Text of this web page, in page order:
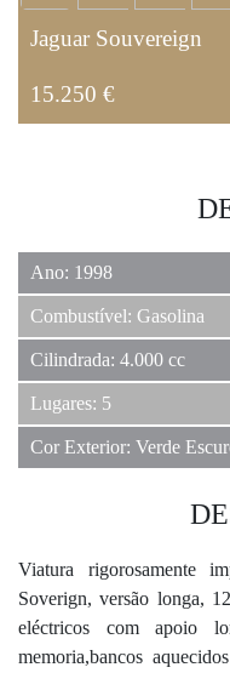
Jaguar Souvereign
15.250 €
Ano: 1998
Combustível: Gasolina
Cilindrada: 4.000 cc
Lugares: 5
Cor Exterior: Verde
Viatura rigorosamente
Soverign, versão longa,
eléctricos com apoio
memoria,bancos